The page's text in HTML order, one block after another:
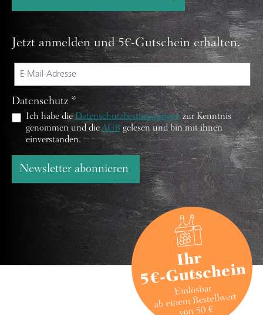
Jetzt anmelden und 5€-Gutschein erhalten.
Datenschutz *
Ich habe dieDatenschutzbestimmungenzur Kenntnis
genommen und dieAGBgelesen und bin mit ihnen
einverstanden.
Newsletter abonnieren